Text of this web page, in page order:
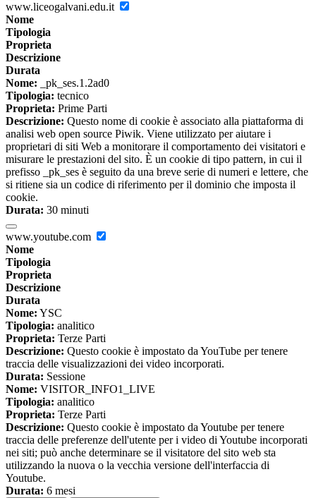
www.liceogalvani.edu.it
Nome
Tipologia
Proprieta
Descrizione
Durata
Nome: _pk_ses.1.2ad0
Tipologia: tecnico
Proprieta: Prime Parti
Descrizione: Questo nome di cookie è associato alla piattaforma di
analisi web open source Piwik. Viene utilizzato per aiutare i
proprietari di siti Web a monitorare il comportamento dei visitatori e
misurare le prestazioni del sito. È un cookie di tipo pattern, in cui il
prefisso _pk_ses è seguito da una breve serie di numeri e lettere, che
si ritiene sia un codice di riferimento per il dominio che imposta il
cookie.
Durata: 30 minuti
www.youtube.com
Nome
Tipologia
Proprieta
Descrizione
Durata
Nome: YSC
Tipologia: analitico
Proprieta: Terze Parti
Descrizione: Questo cookie è impostato da YouTube per tenere
traccia delle visualizzazioni dei video incorporati.
Durata: Sessione
Nome: VISITOR_INFO1_LIVE
Tipologia: analitico
Proprieta: Terze Parti
Descrizione: Questo cookie è impostato da Youtube per tenere
traccia delle preferenze dell'utente per i video di Youtube incorporati
nei siti; può anche determinare se il visitatore del sito web sta
utilizzando la nuova o la vecchia versione dell'interfaccia di
Youtube.
Durata: 6 mesi